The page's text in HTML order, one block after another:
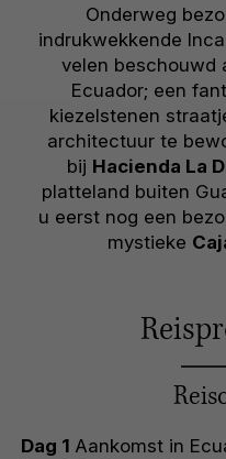
Onderweg
indrukwekkende
velen beschouwd
Ecuador; een
kiezelstenen
architectuur te
bij Hacienda La
platteland buiten
u eerst nog een
mystieke
Dag 1 Aankomst in